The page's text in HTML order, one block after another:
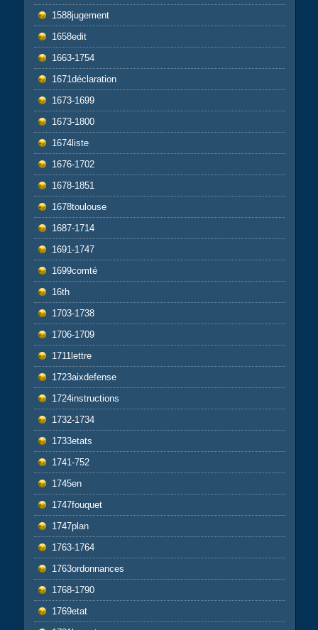
1588jugement
1658edit
1663-1754
1671déclaration
1673-1699
1673-1800
1674liste
1676-1702
1678-1851
1678toulouse
1687-1714
1691-1747
1699comté
16th
1703-1738
1706-1709
1711lettre
1723aixdefense
1724instructions
1732-1734
1733etats
1741-752
1745en
1747fouquet
1747plan
1763-1764
1763ordonnances
1768-1790
1769etat